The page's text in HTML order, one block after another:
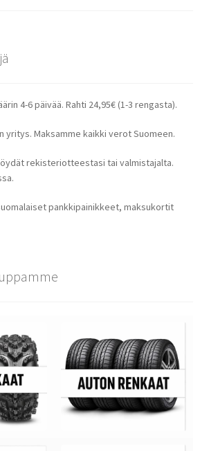
4-6 päivää. Rahti 24,95€ (1-3 rengasta).
yritys. Maksamme kaikki verot Suomeen.
rekisteriotteestasi tai valmistajalta.
pankkipainikkeet, maksukortit